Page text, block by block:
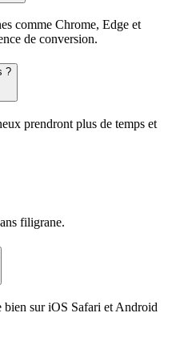
comme Chrome, Edge et
de conversion.
?
prendront plus de temps et
filigrane.
sur iOS Safari et Android